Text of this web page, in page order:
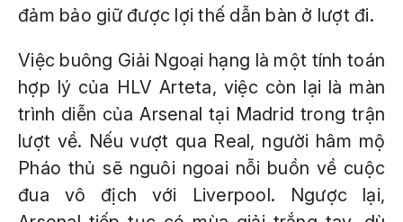
đảm bảo giữ được lợi thế dẫn bàn ở lượt đi.
Việc buông Giải Ngoại hạng là một tính toán
hợp lý của HLV Arteta, việc còn lại là màn
trình diễn của Arsenal tại Madrid trong trận
lượt về. Nếu vượt qua Real, người hâm mộ
Pháo thủ sẽ nguôi ngoai nỗi buồn về cuộc
đua vô địch với Liverpool. Ngược lại,